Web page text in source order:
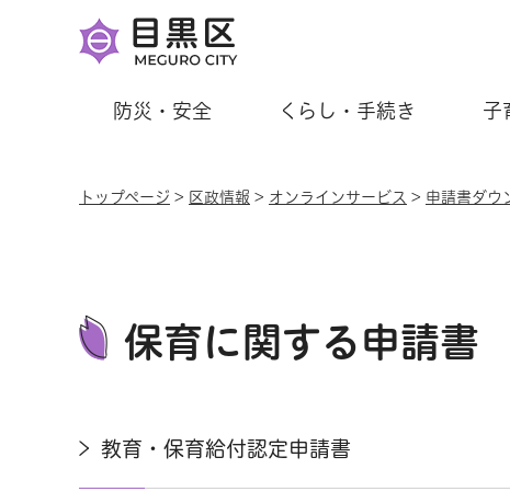
防災・安全 くらし・手続き 子
トップページ > 区政情報 > オンラインサービス > 申請書ダウ
保育に関する申請書
教育・保育給付認定申請書